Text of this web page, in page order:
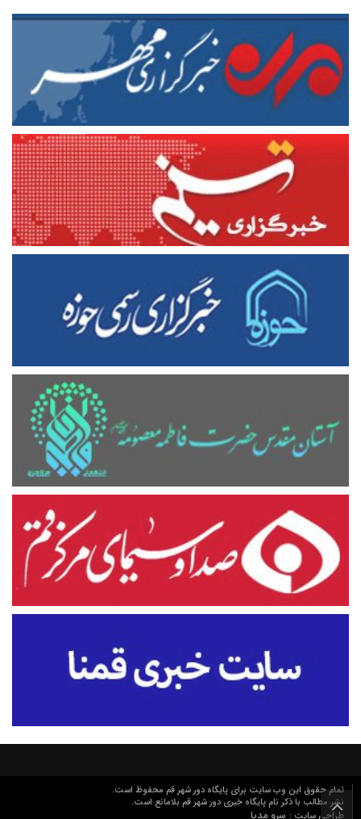
تمام حقوق این وب سایت برای پایگاه دور شهر قم محفوظ است.
نشر مطالب با ذکر نام پایگاه خبری دور شهر قم بلامانع است.
سرو مدیا